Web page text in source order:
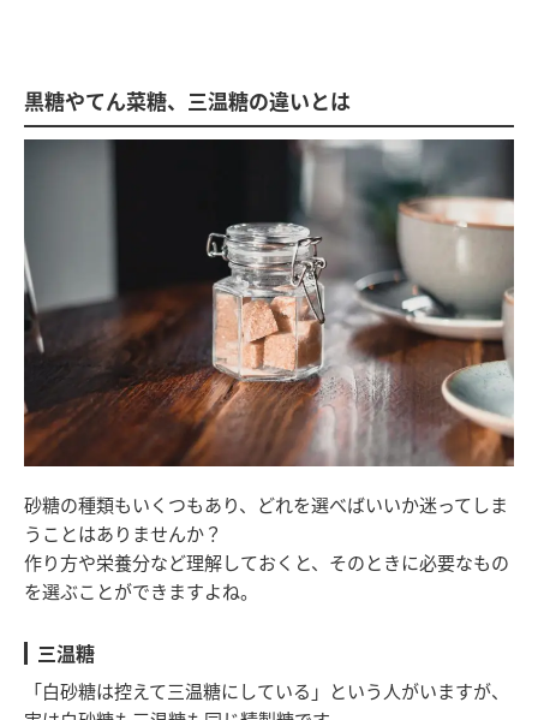
黒糖やてん菜糖、三温糖の違いとは
砂糖の種類もいくつもあり、どれを選べばいいか迷ってしま
うことはありませんか？
作り方や栄養分など理解しておくと、そのときに必要なもの
を選ぶことができますよね。
三温糖
「白砂糖は控えて三温糖にしている」という人がいますが、